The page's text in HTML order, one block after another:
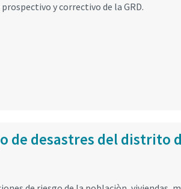
y correctivo de la GRD.
de desastres del distrito